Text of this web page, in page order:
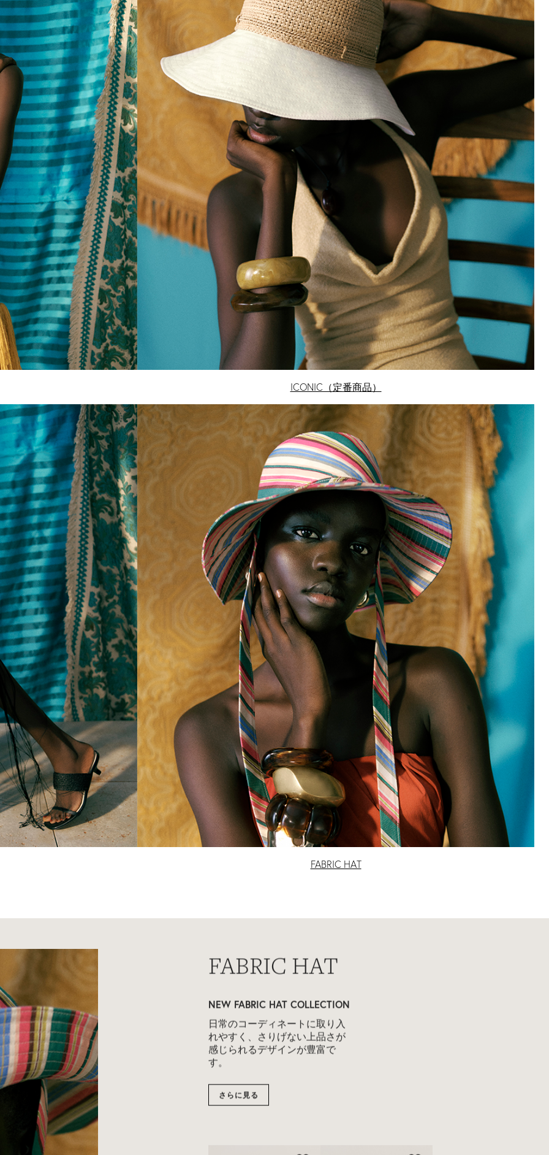
ICONIC（定番商品）
FABRIC HAT
DULANI(デュラ
ニ)
4 カラー
￥ 47,300
ARDEN(アーデ
4 カラー
FABRIC HAT
NEW FABRIC HAT COLLECTION
日常のコーディネートに取り入
れやすく、さりげない上品さが
感じられるデザインが豊富で
す。
さらに見る
DELTA PRINT(デ
ルタ プリント)
2 カラー
￥ 37,400
BOUCLE(ダハラ
1 カラー
￥ 30,800
Material Instinct
大胆な質感と自由なフォルムで
表現。世代を超えて受け継がれ
てきたクラフトマンシップから
と豊かな表情をお楽しみくださ
い。